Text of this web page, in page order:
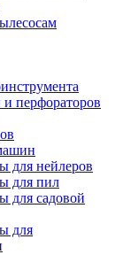
и перфораторов
для нейлеров
для пил
для садовой
для